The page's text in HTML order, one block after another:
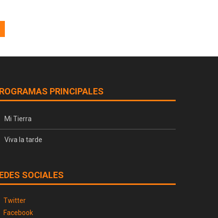
PRINCIPALES
Mi Tierra
Viva la tarde
SOCIALES
Twitter
Facebook